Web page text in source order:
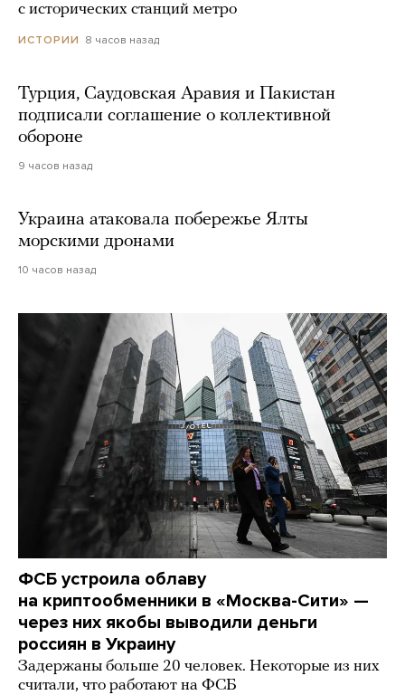
с исторических станций метро
ИСТОРИИ 8 часов назад
Турция, Саудовская Аравия и Пакистан
подписали соглашение о коллективной
обороне
9 часов назад
Украина атаковала побережье Ялты
морскими дронами
10 часов назад
ФСБ устроила облаву
на криптообменники в «Москва-Сити» —
через них якобы выводили деньги
россиян в Украину
Задержаны больше 20 человек. Некоторые из них
считали, что работают на ФСБ